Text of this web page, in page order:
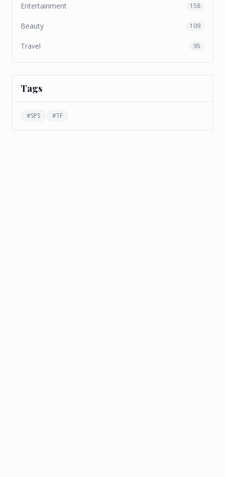
Entertainment 158
Beauty 109
Travel 95
Tags
#SPS #TF